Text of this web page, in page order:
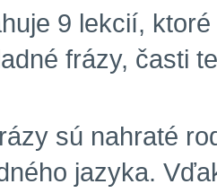
9 lekcií,
frázy, časti
sú nahraté
jazyka.